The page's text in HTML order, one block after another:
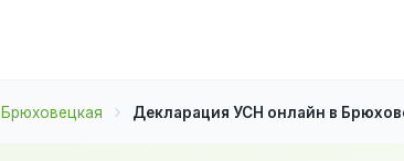
Брюховецкая Декларация УСН онлайн в